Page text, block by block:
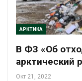
АРКТИКА
В ФЗ «Об
арктический
Окт 21, 2022